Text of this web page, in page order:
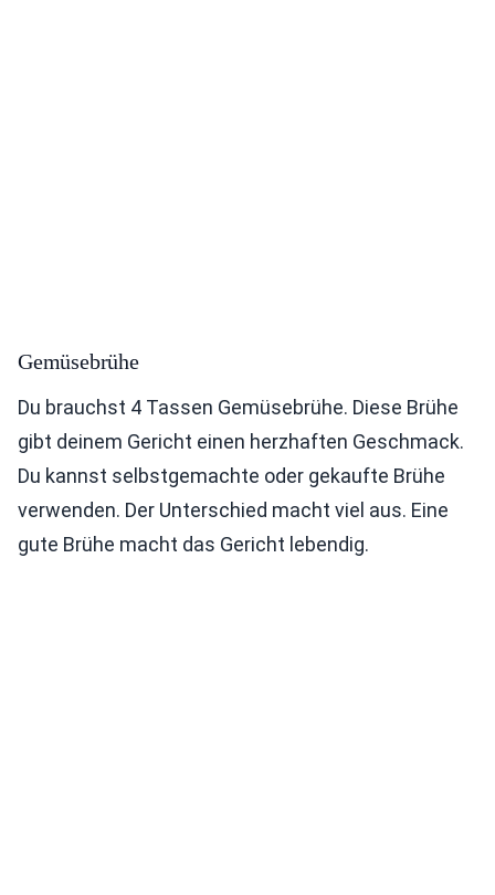
Gemüsebrühe
Du brauchst 4 Tassen Gemüsebrühe. Diese Brühe
gibt deinem Gericht einen herzhaften Geschmack.
Du kannst selbstgemachte oder gekaufte Brühe
verwenden. Der Unterschied macht viel aus. Eine
gute Brühe macht das Gericht lebendig.